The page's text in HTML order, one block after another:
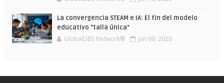
La convergencia STEAM e IA: El fin del modelo
educativo "talla única"
GlobalDBS Network® Jun 09, 2026